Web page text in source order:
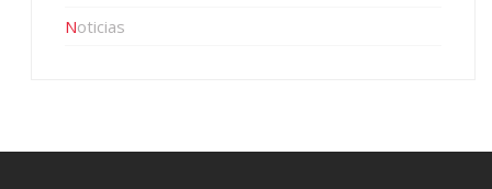
Noticias